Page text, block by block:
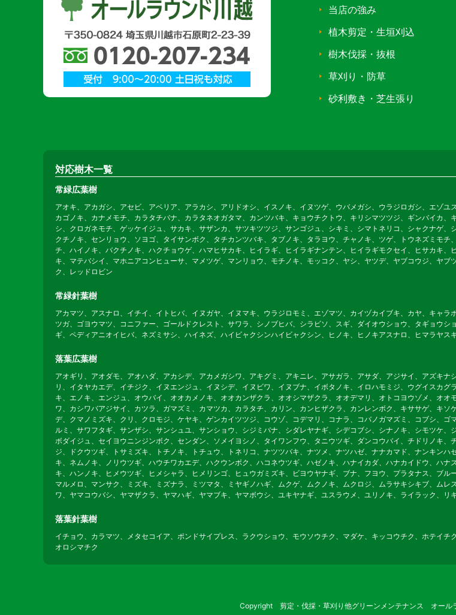
当店の強み
植木剪定・生垣刈込
樹木伐採・抜根
草刈り・防草
砂利敷き・芝生張り
対応樹木一覧
常緑広葉樹
アオキ、アカガシ、アセビ、アベリア、アラカシ、アリドオシ、イスノキ、イヌツゲ、ウバメガシ、ウラジロガシ、エゾ
カゴノキ、カナメモチ、カラタチバナ、カラタネオガタマ、カンツバキ、キョウチクトウ、キリシマツツジ、ギンバイカ
シ、クロガネモチ、ゲッケイジュ、サカキ、サザンカ、サツキツツジ、サンゴジュ、シキミ、シマトネリコ、シャクナゲ
クチノキ、センリョウ、ソヨゴ、タイサンボク、タチカンツバキ、タブノキ、タラヨウ、チャノキ、ツゲ、トウネズミモ
チ、ハイノキ、バクチノキ、ハクチョウゲ、ハマヒサカキ、ヒイラギ、ヒイラギナンテン、ヒイラギモクセイ、ヒサカキ
キ、マテバシイ、マホニアコンヒューサ、マメツゲ、マンリョウ、モチノキ、モッコク、ヤシ、ヤツデ、ヤブコウジ、ヤ
ク、レッドロビン
常緑針葉樹
アカマツ、アスナロ、イチイ、イトヒバ、イヌガヤ、イヌマキ、ウラジロモミ、エゾマツ、カイヅカイブキ、カヤ、キャ
ツガ、ゴヨウマツ、コニファー、ゴールドクレスト、サワラ、シノブヒバ、シラビソ、スギ、ダイオウショウ、タギョウ
ギ、ペディアニオイヒバ、ネズミサシ、ハイネズ、ハイビャクシンハイビャクシン、ヒノキ、ヒノキアスナロ、ヒマラヤス
落葉広葉樹
アオギリ、アオダモ、アオハダ、アカシデ、アカメガシワ、アキグミ、アキニレ、アサガラ、アサダ、アジサイ、アズキ
リ、イタヤカエデ、イチジク、イヌエンジュ、イヌシデ、イヌビワ、イヌブナ、イボタノキ、イロハモミジ、ウグイスカ
キ、エノキ、エンジュ、オウバイ、オオカメノキ、オオカンザクラ、オオシマザクラ、オオデマリ、オトコヨウゾメ、オ
ワ、カシワバアジサイ、カツラ、ガマズミ、カマツカ、カラタチ、カリン、カンヒザクラ、カンレンボク、キササゲ、キ
デ、クマノミズキ、クリ、クロモジ、ケヤキ、ゲンカイツツジ、コウゾ、コデマリ、コナラ、コバノガマズミ、コブシ、
ルミ、サワフタギ、サンザシ、サンシュユ、サンショウ、シジミバナ、シダレヤナギ、シデコブシ、シナノキ、シモツケ
ボダイジュ、セイヨウニンジンボク、センダン、ソメイヨシノ、タイワンフウ、タニウツギ、ダンコウバイ、チドリノキ
ジ、ドクウツギ、トサミズキ、トチノキ、トチュウ、トネリコ、ナツツバキ、ナツメ、ナツハゼ、ナナカマド、ナンキン
キ、ネムノキ、ノリウツギ、ハウチワカエデ、ハクウンボク、ハコネウツギ、ハゼノキ、ハナイカダ、ハナカイドウ、ハ
キ、ハンノキ、ヒメウツギ、ヒメシャラ、ヒメリンゴ、ヒュウガミズキ、ビヨウヤナギ、ブナ、フヨウ、プラタナス、ブ
マルメロ、マンサク、ミズキ、ミズナラ、ミツマタ、ミヤギノハギ、ムクゲ、ムクノキ、ムクロジ、ムラサキシキブ、ム
ワ、ヤマコウバシ、ヤマザクラ、ヤマハギ、ヤマブキ、ヤマボウシ、ユキヤナギ、ユスラウメ、ユリノキ、ライラック、リ
落葉針葉樹
イチョウ、カラマツ、メタセコイア、ポンドサイプレス、ラクウショウ、モウソウチク、マダケ、キッコウチク、ホテイ
オロシマチク
Copyright 剪定・伐採・草刈り他グリーンメンテナンス オー